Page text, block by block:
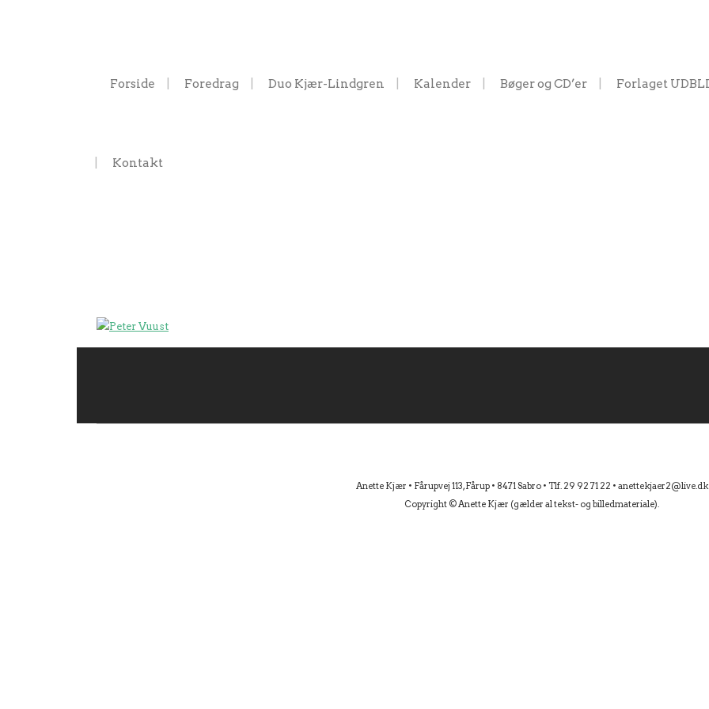
Forside Foredrag Duo Kjær-Lindgren Kalender Bøger og CD’er Forlaget
Kontakt
Anette Kjær • Fårupvej 113, Fårup • 8471 Sabro • Tlf. 29 92 71 22 • anettekjaer2@live.dk
Copyright © Anette Kjær (gælder al tekst- og billedmateriale).